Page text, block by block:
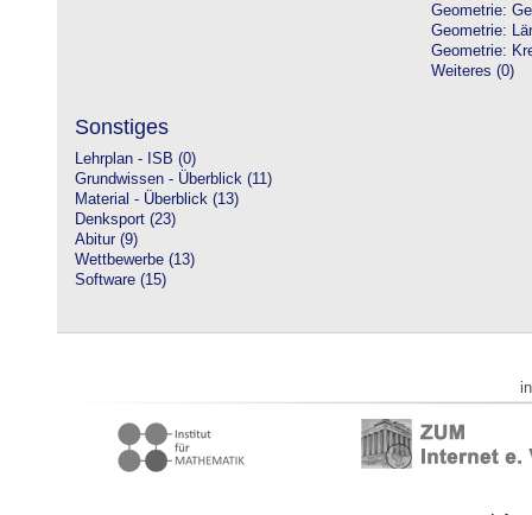
Geometrie:
Geometrie:
Geometrie:
Weiteres (0)
Sonstiges
Lehrplan - ISB (0)
Grundwissen - Überblick (11)
Material - Überblick (13)
Denksport (23)
Abitur (9)
Wettbewerbe (13)
Software (15)